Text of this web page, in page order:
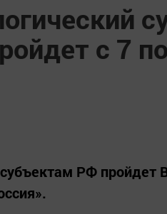
с 7
РФ пройдет